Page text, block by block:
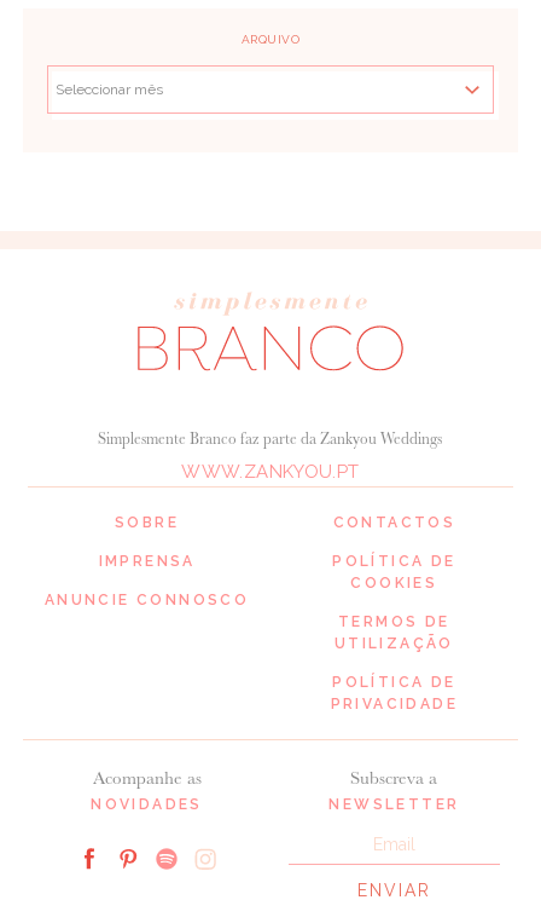
ARQUIVO
SOBRE
IMPRENSA
ANUNCIE CONNOSCO
Acompanhe as
NOVIDADES
Simplesmente Branco faz parte da Zankyou Weddings
WWW.ZANKYOU.PT
Subscreva a
NEWSLETTER
CONTACTOS
POLÍTICA DE
COOKIES
TERMOS DE
UTILIZAÇÃO
POLÍTICA DE
PRIVACIDADE